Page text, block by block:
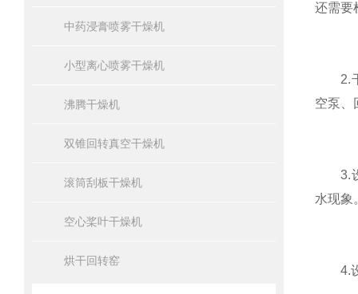
中药浸膏喷雾干燥机
小型离心喷雾干燥机
沸腾干燥机
双锥回转真空干燥机
滚筒刮板干燥机
空心桨叶干燥机
烘干回转窑
还需要
2.干
空泵、
3.设
水现象
4.设